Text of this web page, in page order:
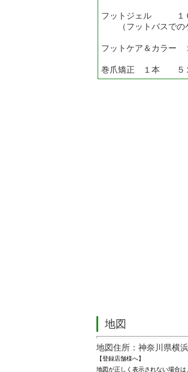
フットジェル １
（フットバスでの
フットケア＆カラー
巻爪矯正 １本 ５
地図
地図住所：神奈川県横
【登録店舗様へ】
地図が正しく表示されない場合